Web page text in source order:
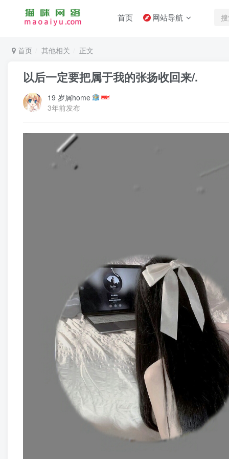
首页 网站导航
首页 其他相关 正文
以后一定要把属于我的张扬收回来/.
19 岁屑home
3年前发布